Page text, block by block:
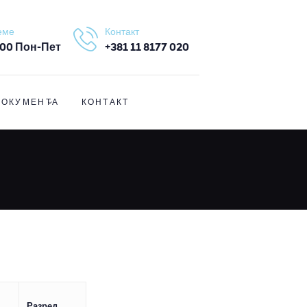
Пон-Пет
Контакт
+381 11 8177 020
КОНТАКТ